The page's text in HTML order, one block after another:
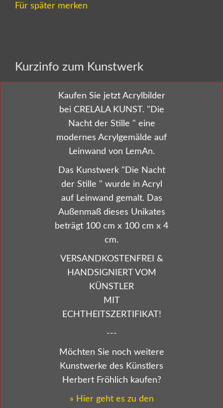
Für später merken
Alle Kunstwerke von CRELALA Kunst sind
Künstlerhand.
Versandkostenfrei bestellen!
Kurzinfo zum Kunstwerk
Kaufen Sie jetzt Acrylbilder
bei CRELALA KUNST. "Die
Nacht der Stille " eine
modernes Acrylgemälde auf
Leinwand von LemAn.
Das Kunstwerk "Die Nacht
der Stille " wurde in Acryl
auf Leinwand gemalt. Das
Außenmaß dieses Unikates
beträgt 100 cm x 100 cm x 4
cm.
VERSANDKOSTENFREI &
HANDSIGNIERT VOM
KÜNSTLER
MIT
ECHTHEITSZERTIFIKAT!
---
Möchten Sie noch weitere
Kunstwerke des Künstlers
Herbert Fröhlich kaufen?
» Hier geht es zu den